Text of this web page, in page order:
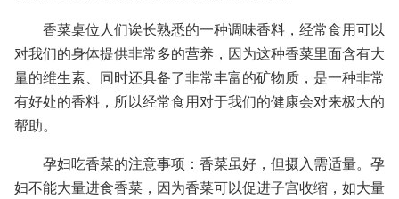
香菜桌位人们诶长熟悉的一种调味香料，经常食用可以
对我们的身体提供非常多的营养，因为这种香菜里面含有大
量的维生素、同时还具备了非常丰富的矿物质，是一种非常
有好处的香料，所以经常食用对于我们的健康会对来极大的
帮助。
孕妇吃香菜的注意事项：香菜虽好，但摄入需适量。孕
妇不能大量进食香菜，因为香菜可以促进子宫收缩，如大量